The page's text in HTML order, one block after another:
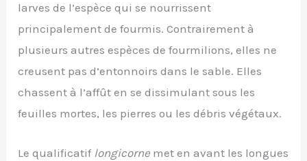
larves de l’espèce qui se nourrissent
principalement de fourmis. Contrairement à
plusieurs autres espèces de fourmilions, elles ne
creusent pas d’entonnoirs dans le sable. Elles
chassent à l’affût en se dissimulant sous les
feuilles mortes, les pierres ou les débris végétaux.
Le qualificatif longicorne met en avant les longues